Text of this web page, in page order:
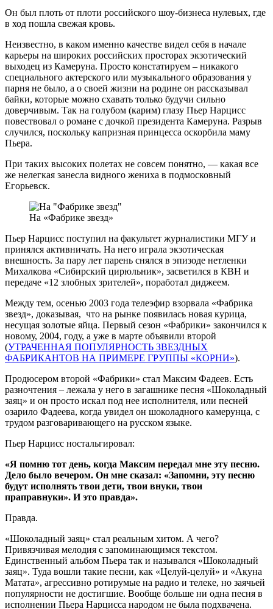
Он был плоть от плоти российского шоу-бизнеса нулевых, где
в ход пошла свежая кровь.
Неизвестно, в каком именно качестве видел себя в начале
карьеры на широких российских просторах экзотический
выходец из Камеруна. Просто констатируем – никакого
специального актерского или музыкального образования у
парня не было, а о своей жизни на родине он рассказывал
байки, которые можно схавать только будучи сильно
доверчивым. Так на голубом (карим) глазу Пьер Нарцисс
повествовал о романе с дочкой президента Камеруна. Разрыв
случился, поскольку капризная принцесса оскорбила маму
Пьера.
При таких высоких полетах не совсем понятно, — какая все
же нелегкая занесла видного жениха в подмосковный
Егорьевск.
На «Фабрике звезд»
Пьер Нарцисс поступил на факультет журналистики МГУ и
принялся активничать. На него играла экзотическая
внешность. За пару лет парень снялся в эпизоде нетленки
Михалкова «Сибирский цирюльник», засветился в КВН и
передаче «12 злобных зрителей», поработал диджеем.
Между тем, осенью 2003 года телеэфир взорвала «Фабрика
звезд», доказывая, что на рынке появилась новая курица,
несущая золотые яйца. Первый сезон «Фабрики» закончился к
новому, 2004, году, а уже в марте объявили второй
(УТРАЧЕННАЯ ПОПУЛЯРНОСТЬ ЗВЕЗДНЫХ
ФАБРИКАНТОВ НА ПРИМЕРЕ ГРУППЫ «КОРНИ»).
Продюсером второй «Фабрики» стал Максим Фадеев. Есть
разночтения – лежала у него в загашнике песня «Шоколадный
заяц» и он просто искал под нее исполнителя, или песней
озарило Фадеева, когда увидел он шоколадного камерунца, с
трудом разговаривающего на русском языке.
Пьер Нарцисс ностальгировал:
«Я помню тот день, когда Максим передал мне эту песню.
Дело было вечером. Он мне сказал: «Запомни, эту песню
будут исполнять твои дети, твои внуки, твои
праправнуки». И это правда».
Правда.
«Шоколадный заяц» стал реальным хитом. А чего?
Привязчивая мелодия с запоминающимся текстом.
Единственный альбом Пьера так и назывался «Шоколадный
заяц». Туда вошли такие песни, как «Целуй-целуй» и «Акуна
Матата», агрессивно ротирумые на радио и телеке, но заячьей
популярности не достигшие. Вообще больше ни одна песня в
исполнении Пьера Нарцисса народом не была подхвачена.